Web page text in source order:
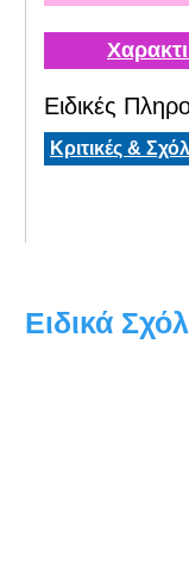
Ειδικές
Κριτικές &
Ειδικά